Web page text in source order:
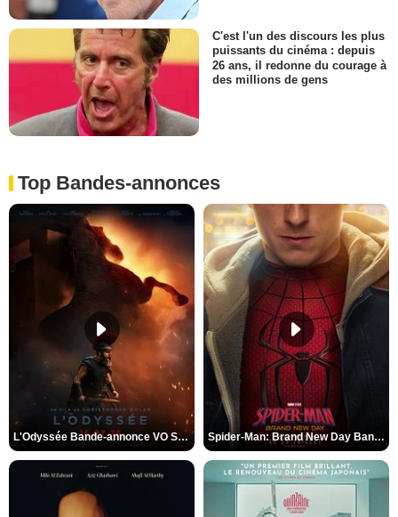
C'est l'un des discours les plus
puissants du cinéma : depuis
26 ans, il redonne du courage à
des millions de gens
Top Bandes-annonces
L'Odyssée Bande-annonce VO STFR Spider-Man: Brand New Day Bande-annonce VO STFR